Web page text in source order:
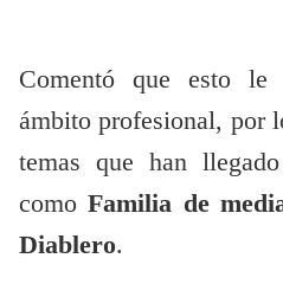
Comentó que esto
ámbito profesional, por
temas que han
comoFamilia de
Diablero.